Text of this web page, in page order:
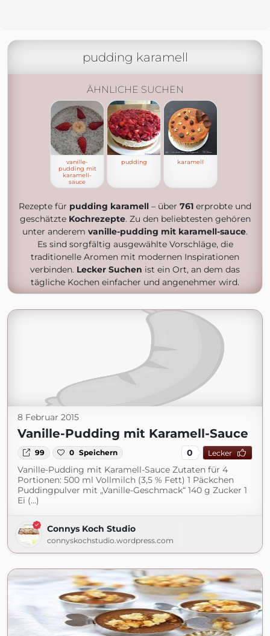
pudding karamell
ÄHNLICHE SUCHEN
vanille-
pudding mit
karamell-
sauce
pudding karamell
Rezepte für pudding karamell – über 761 erprobte und
geschätzte Kochrezepte. Zu den beliebtesten gehören
unter anderem vanille-pudding mit karamell-sauce.
Es sind sorgfältig ausgewählte Vorschläge, die
traditionelle Aromen mit modernen Inspirationen
verbinden. Lecker Suchen ist ein Ort, an dem das
tägliche Kochen einfacher und angenehmer wird.
8 Februar 2015
Vanille-Pudding mit Karamell-Sauce
99 0 Speichern 0 Lecker
Vanille-Pudding mit Karamell-Sauce Zutaten für 4
Portionen: 500 ml Vollmilch (3,5 % Fett) 1 Päckchen
Puddingpulver mit „Vanille-Geschmack“ 140 g Zucker 1
Ei (...)
Connys Koch Studio
connyskochstudio.wordpress.com